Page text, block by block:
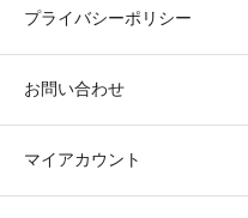
プライバシーポリシー
お問い合わせ
マイアカウント